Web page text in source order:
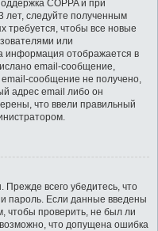
COPPA и при
лет, следуйте полученным
требуется, чтобы все новые
или
информация отображается в
email-сообщение,
сообщение не получено,
адрес email либо он
что ввели правильный
всего убедитесь, что
пароль. Если данные введены
чтобы проверить, не был ли
что допущена ошибка